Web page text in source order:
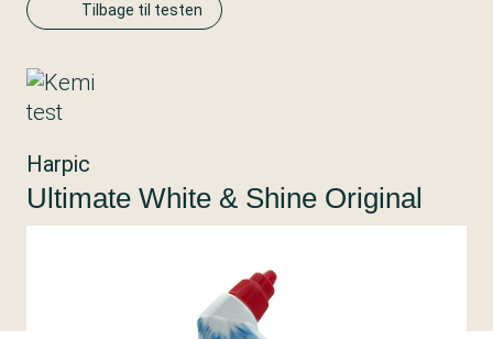
Tilbage til testen
Harpic
Ultimate White & Shine Original